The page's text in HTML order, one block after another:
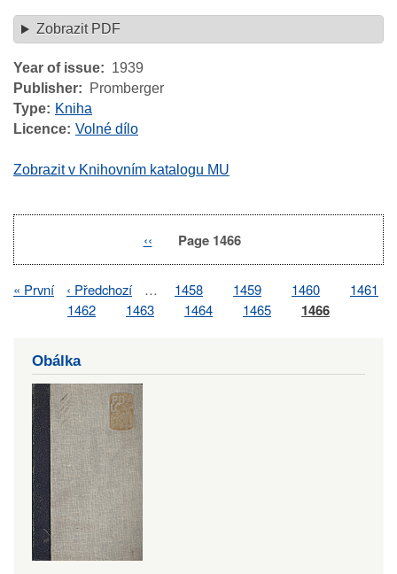
Zobrazit PDF
Year of issue
1939
Publisher
Promberger
Type
Kniha
Licence Volné dílo
Zobrazit v Knihovním katalogu MU
Previous
‹‹ Page 1466
Pagination
First
« První
Previous
page
‹ Předchozí … Page
1458 Page
1459 Page
1460 Page
1461
Page
1462 Page
1463 Page
1464 Page
1465 Page
1466
Obálka